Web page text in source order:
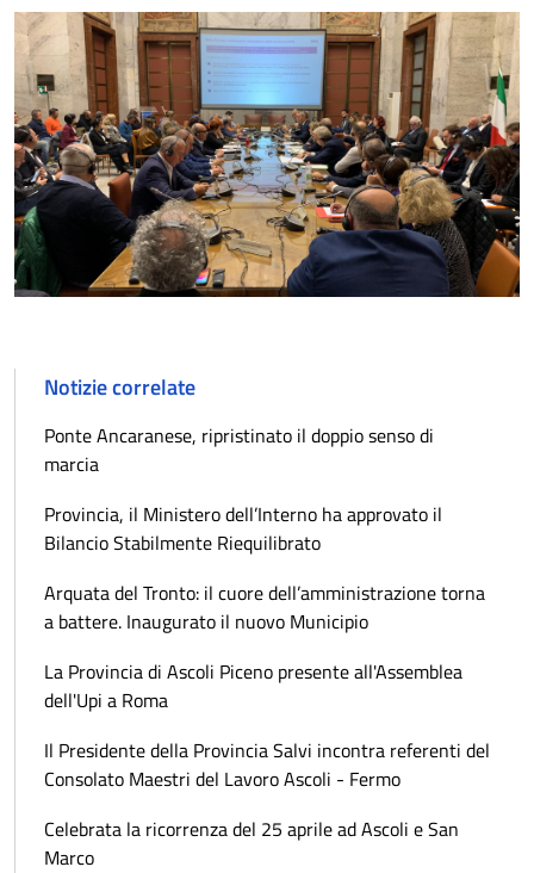
Notizie correlate
Ponte Ancaranese, ripristinato il doppio senso di
marcia
Provincia, il Ministero dell’Interno ha approvato il
Bilancio Stabilmente Riequilibrato
Arquata del Tronto: il cuore dell’amministrazione torna
a battere. Inaugurato il nuovo Municipio
La Provincia di Ascoli Piceno presente all'Assemblea
dell'Upi a Roma
Il Presidente della Provincia Salvi incontra referenti del
Consolato Maestri del Lavoro Ascoli - Fermo
Celebrata la ricorrenza del 25 aprile ad Ascoli e San
Marco